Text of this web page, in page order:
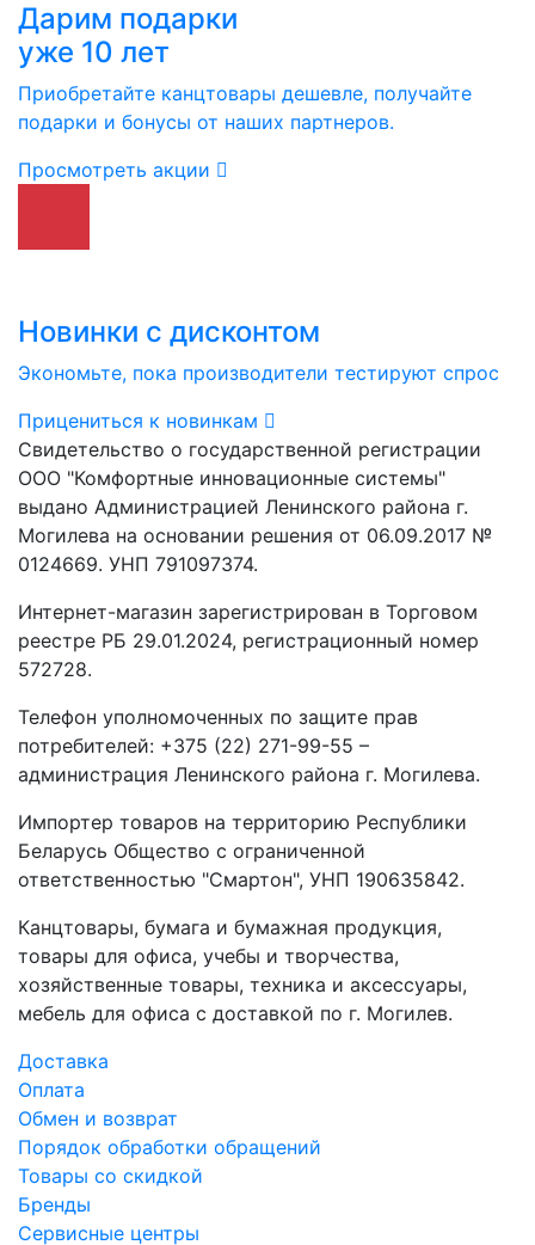
Дарим подарки
уже 10 лет
Приобретайте канцтовары дешевле, получайте
подарки и бонусы от наших партнеров.
Просмотреть акции
Новинки с дисконтом
Экономьте, пока производители тестируют спрос
Прицениться к новинкам
Свидетельство о государственной регистрации
ООО "Комфортные инновационные системы"
выдано Администрацией Ленинского района г.
Могилева на основании решения от 06.09.2017 №
0124669. УНП 791097374.
Интернет-магазин зарегистрирован в Торговом
реестре РБ 29.01.2024, регистрационный номер
572728.
Телефон уполномоченных по защите прав
потребителей: +375 (22) 271-99-55 –
администрация Ленинского района г. Могилева.
Импортер товаров на территорию Республики
Беларусь Общество с ограниченной
ответственностью "Смартон", УНП 190635842.
Канцтовары, бумага и бумажная продукция,
товары для офиса, учебы и творчества,
хозяйственные товары, техника и аксессуары,
мебель для офиса с доставкой по г. Могилев.
Доставка
Оплата
Обмен и возврат
Порядок обработки обращений
Товары со скидкой
Бренды
Сервисные центры